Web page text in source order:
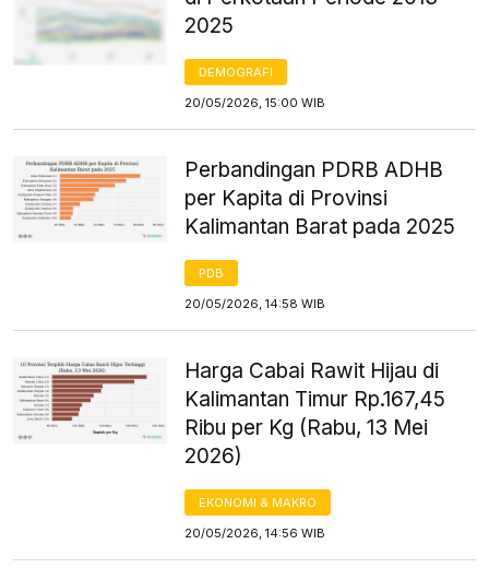
2025
DEMOGRAFI
20/05/2026, 15:00 WIB
Perbandingan PDRB ADHB
per Kapita di Provinsi
Kalimantan Barat pada 2025
PDB
20/05/2026, 14:58 WIB
Harga Cabai Rawit Hijau di
Kalimantan Timur Rp.167,45
Ribu per Kg (Rabu, 13 Mei
2026)
EKONOMI & MAKRO
20/05/2026, 14:56 WIB